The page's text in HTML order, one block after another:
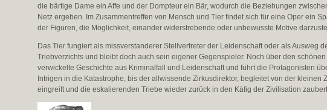
die bärtige Dame ein Affe und der Dompteur ein Bär, wodurch die Beziehungen
Netz ergeben. Im Zusammentreffen von Mensch und Tier findet sich für eine Oper ein
der Figuren, die Möglichkeit, einander widerstrebende oder unbewusste Motive
Das Tier fungiert als missverstanderer Stellvertreter der Leidenschaft oder als Ausweg
Triebverzichts und bleibt doch auch sein eigener Gegenspieler. Noch über den
verwickelte Geschichte aus Kriminalfall und Leidenschaft und führt die Protagonisten
Intrigen in die Katastrophe, bis der allwissende Zirkusdirektor, begleitet von der kleinen
eingreift und die eskalierenden Triebe wieder zurück in den Käfig der Zivilisation